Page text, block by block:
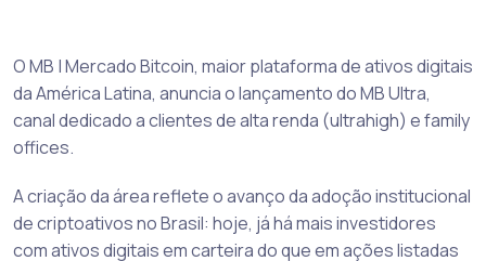
O MB | Mercado Bitcoin, maior plataforma de ativos digitais
da América Latina, anuncia o lançamento do MB Ultra,
canal dedicado a clientes de alta renda (ultrahigh) e family
offices.
A criação da área reflete o avanço da adoção institucional
de criptoativos no Brasil: hoje, já há mais investidores
com ativos digitais em carteira do que em ações listadas